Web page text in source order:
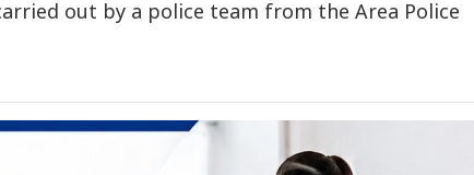
out by a police team from the Area Police